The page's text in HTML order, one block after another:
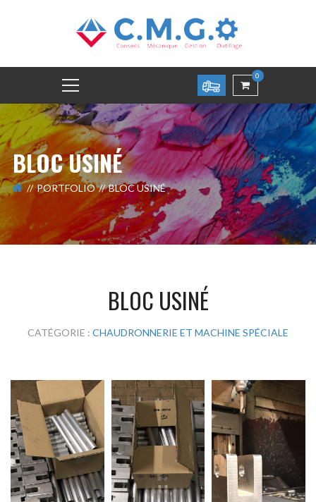
0
BLOC USINÉ
PORTFOLIO BLOC USINÉ
BLOC USINÉ
CATÉGORIE : CHAUDRONNERIE ET MACHINE SPÉCIALE